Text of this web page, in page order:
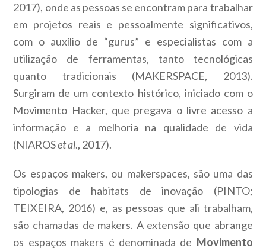
2017), onde as pessoas se encontram para trabalhar
em projetos reais e pessoalmente significativos,
com o auxílio de “gurus” e especialistas com a
utilização de ferramentas, tanto tecnológicas
quanto tradicionais (MAKERSPACE, 2013).
Surgiram de um contexto histórico, iniciado com o
Movimento Hacker, que pregava o livre acesso a
informação e a melhoria na qualidade de vida
(NIAROSet al., 2017).
Os espaços makers, ou makerspaces, são uma das
tipologias de habitats de inovação (PINTO;
TEIXEIRA, 2016) e, as pessoas que ali trabalham,
são chamadas de makers. A extensão que abrange
os espaços makers é denominada de Movimento